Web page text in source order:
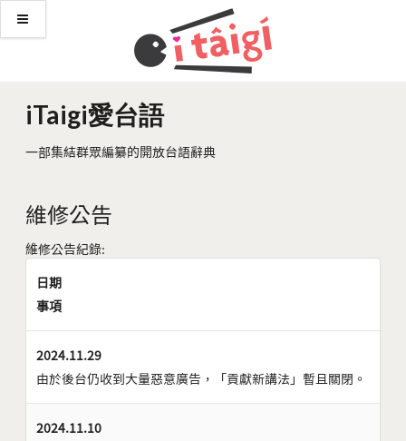
iTaigi愛台語
一部集結群眾編纂的開放台語辭典
維修公告
維修公告紀錄:
日期
事項
2024.11.29
由於後台仍收到大量惡意廣告，「貢獻新講法」暫且關閉。
2024.11.10